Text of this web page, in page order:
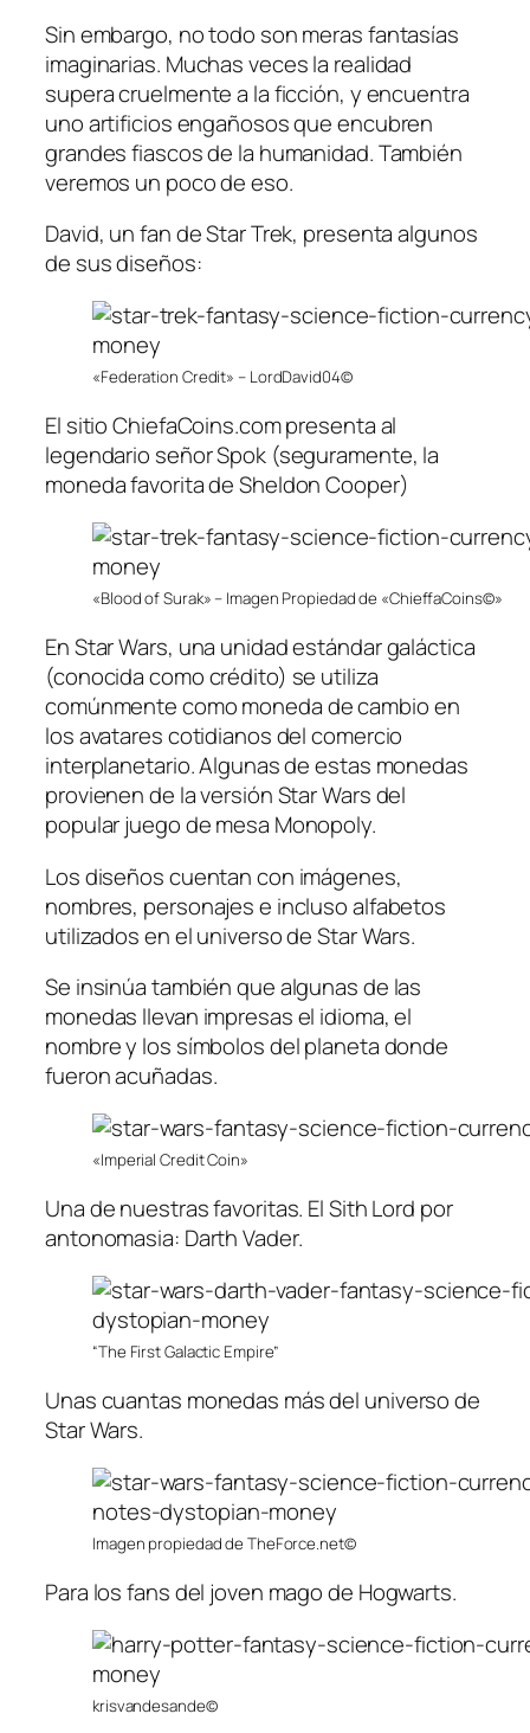
Sin embargo, no todo son meras fantasías
imaginarias. Muchas veces la realidad
supera cruelmente a la ficción, y encuentra
uno artificios engañosos que encubren
grandes fiascos de la humanidad. También
veremos un poco de eso.
David, un fan de Star Trek, presenta algunos
de sus diseños:
«Federation Credit» – LordDavid04©
El sitio ChiefaCoins.com presenta al
legendario señor Spok (seguramente, la
moneda favorita de Sheldon Cooper)
«Blood of Surak» – Imagen Propiedad de «ChieffaCoins©»
En Star Wars, una unidad estándar galáctica
(conocida como crédito) se utiliza
comúnmente como moneda de cambio en
los avatares cotidianos del comercio
interplanetario. Algunas de estas monedas
provienen de la versión Star Wars del
popular juego de mesa Monopoly.
Los diseños cuentan con imágenes,
nombres, personajes e incluso alfabetos
utilizados en el universo de Star Wars.
Se insinúa también que algunas de las
monedas llevan impresas el idioma, el
nombre y los símbolos del planeta donde
fueron acuñadas.
«Imperial Credit Coin»
Una de nuestras favoritas. El Sith Lord por
antonomasia: Darth Vader.
“The First Galactic Empire”
Unas cuantas monedas más del universo de
Star Wars.
Imagen propiedad de TheForce.net©
Para los fans del joven mago de Hogwarts.
krisvandesande©